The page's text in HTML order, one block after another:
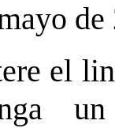
de
el